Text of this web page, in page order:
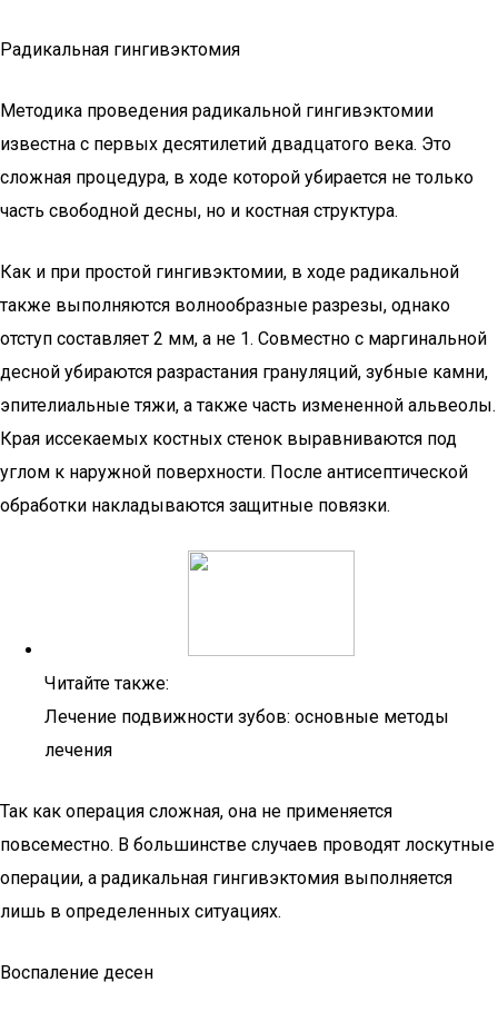
Радикальная гингивэктомия
Методика проведения радикальной гингивэктомии
известна с первых десятилетий двадцатого века. Это
сложная процедура, в ходе которой убирается не только
часть свободной десны, но и костная структура.
Как и при простой гингивэктомии, в ходе радикальной
также выполняются волнообразные разрезы, однако
отступ составляет 2 мм, а не 1. Совместно с маргинальной
десной убираются разрастания грануляций, зубные камни,
эпителиальные тяжи, а также часть измененной альвеолы.
Края иссекаемых костных стенок выравниваются под
углом к наружной поверхности. После антисептической
обработки накладываются защитные повязки.
Читайте также:
Лечение подвижности зубов: основные методы
лечения
Так как операция сложная, она не применяется
повсеместно. В большинстве случаев проводят лоскутные
операции, а радикальная гингивэктомия выполняется
лишь в определенных ситуациях.
Воспаление десен